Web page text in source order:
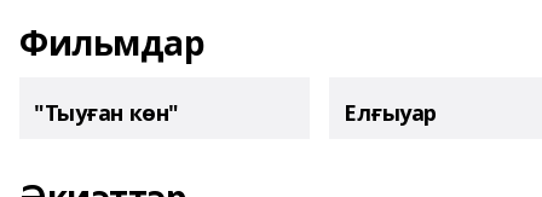
Фильмдар
"Тыуған көн" Елғыуар